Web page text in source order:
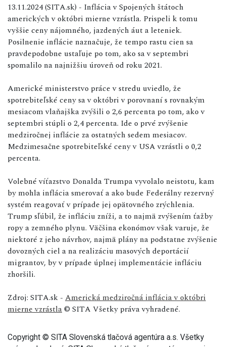
13.11.2024 (SITA.sk) - Inflácia v Spojených štátoch
amerických v októbri mierne vzrástla. Prispeli k tomu
vyššie ceny nájomného, jazdených áut a leteniek.
Posilnenie inflácie naznačuje, že tempo rastu cien sa
pravdepodobne ustaľuje po tom, ako sa v septembri
spomalilo na najnižšiu úroveň od roku 2021.
Americké ministerstvo práce v stredu uviedlo, že
spotrebiteľské ceny sa v októbri v porovnaní s rovnakým
mesiacom vlaňajška zvýšili o 2,6 percenta po tom, ako v
septembri stúpli o 2,4 percenta. Ide o prvé zvýšenie
medziročnej inflácie za ostatných sedem mesiacov.
Medzimesačne spotrebiteľské ceny v USA vzrástli o 0,2
percenta.
Volebné víťazstvo Donalda Trumpa vyvolalo neistotu, kam
by mohla inflácia smerovať a ako bude Federálny rezervný
systém reagovať v prípade jej opätovného zrýchlenia.
Trump sľúbil, že infláciu zníži, a to najmä zvýšením ťažby
ropy a zemného plynu. Väčšina ekonómov však varuje, že
niektoré z jeho návrhov, najmä plány na podstatne zvýšenie
dovozných ciel a na realizáciu masových deportácií
migrantov, by v prípade úplnej implementácie infláciu
zhoršili.
Zdroj: SITA.sk - Americká medziročná inflácia v októbri
mierne vzrástla© SITA Všetky práva vyhradené.
Copyright © SITA Slovenská tlačová agentúra a.s. Všetky